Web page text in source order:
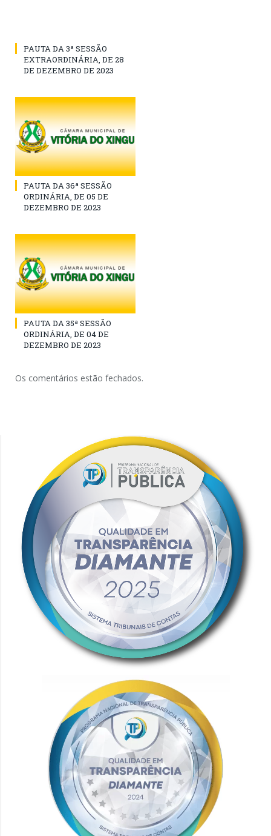
PAUTA DA 3ª SESSÃO
EXTRAORDINÁRIA, DE 28
DE DEZEMBRO DE 2023
PAUTA DA 36ª SESSÃO
ORDINÁRIA, DE 05 DE
DEZEMBRO DE 2023
PAUTA DA 35ª SESSÃO
ORDINÁRIA, DE 04 DE
DEZEMBRO DE 2023
Os comentários estão fechados.